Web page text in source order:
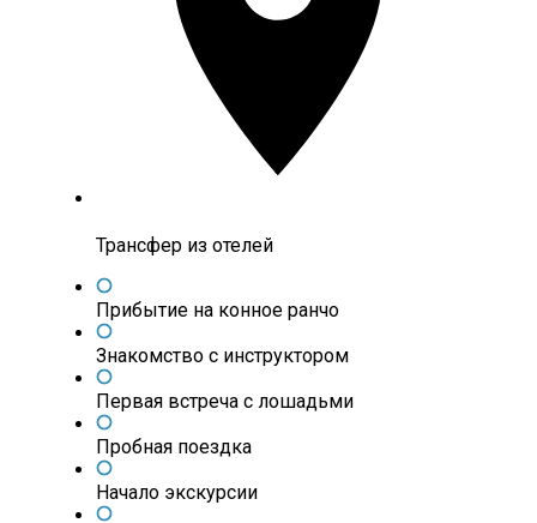
Трансфер из отелей
Прибытие на конное ранчо
Знакомство с инструктором
Первая встреча с лошадьми
Пробная поездка
Начало экскурсии